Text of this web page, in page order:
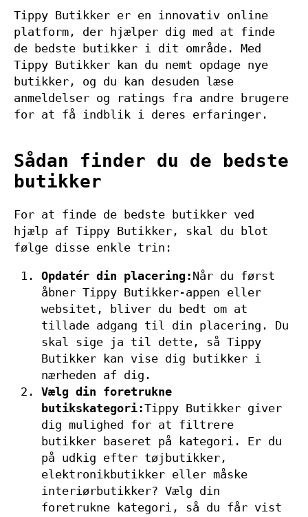
Tippy Butikker er en innovativ online
platform, der hjælper dig med at finde
de bedste butikker i dit område. Med
Tippy Butikker kan du nemt opdage nye
butikker, og du kan desuden læse
anmeldelser og ratings fra andre brugere
for at få indblik i deres erfaringer.
Sådan finder du de bedste
butikker
For at finde de bedste butikker ved
hjælp af Tippy Butikker, skal du blot
følge disse enkle trin:
Opdatér din placering: Når du først
åbner Tippy Butikker-appen eller
websitet, bliver du bedt om at
tillade adgang til din placering. Du
skal sige ja til dette, så Tippy
Butikker kan vise dig butikker i
nærheden af dig.
Vælg din foretrukne
butikskategori:Tippy Butikker giver
dig mulighed for at filtrere
butikker baseret på kategori. Er du
på udkig efter tøjbutikker,
elektronikbutikker eller måske
interiørbutikker? Vælg din
foretrukne kategori, så du får vist